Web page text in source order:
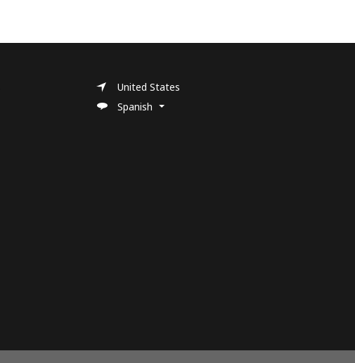
United States
Spanish